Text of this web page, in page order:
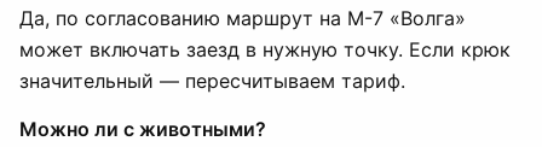
Да, по согласованию маршрут на М-7 «Волга»
может включать заезд в нужную точку. Если крюк
значительный — пересчитываем тариф.
Можно ли с животными?